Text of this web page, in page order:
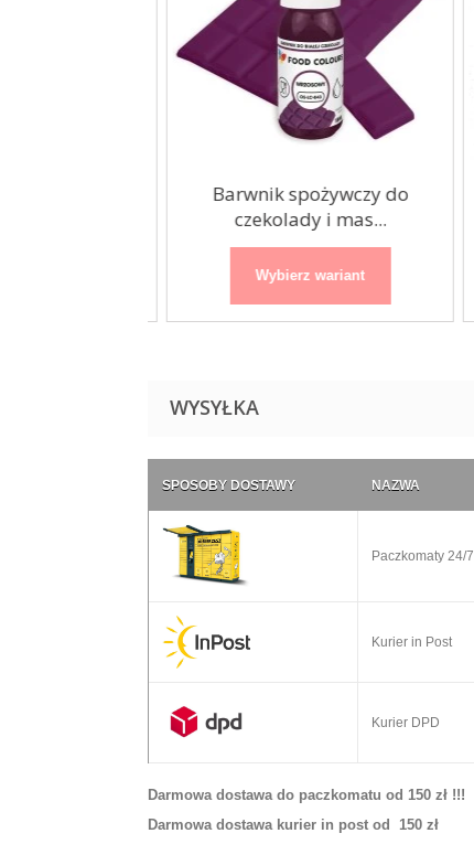
Barwnik spożywczy do
czekolady i mas...
Wybierz wariant
WYSYŁKA
SPOSOBY DOSTAWY NAZWA
Paczkomaty 24/7
Kurier in Post
Kurier DPD
Darmowa dostawa do paczkomatu od 150 zł !!!
Darmowa dostawa kurier in post od 150 zł